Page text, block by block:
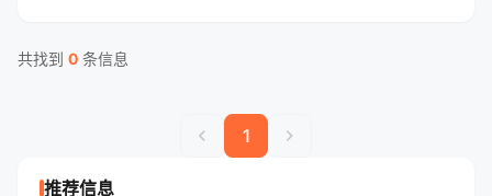
共找到 0 条信息
chevron_left 1 chevron_right
推荐信息